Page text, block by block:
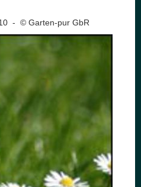
- © Garten-pur GbR